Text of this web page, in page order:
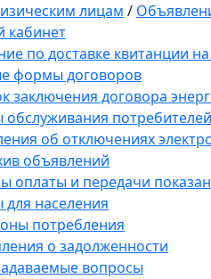
лицам /
кабинет
по доставке квитанции
формы договоров
заключения договора
обслуживания потребителей
об отключениях
объявлений
оплаты и передачи
населения
потребления
о задолженности
вопросы